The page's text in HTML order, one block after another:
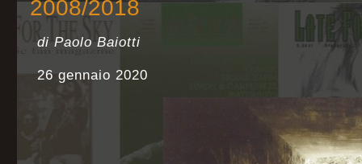
2008/2018
di Paolo Baiotti
26 gennaio 2020